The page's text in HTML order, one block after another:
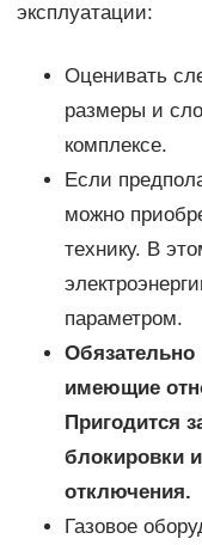
эксплуатации:
Оценивать
размеры и
комплексе.
Если
можно
технику. В
параметром.
Обязательно
имеющие
Пригодится
блокировки
отключения.
Газовое